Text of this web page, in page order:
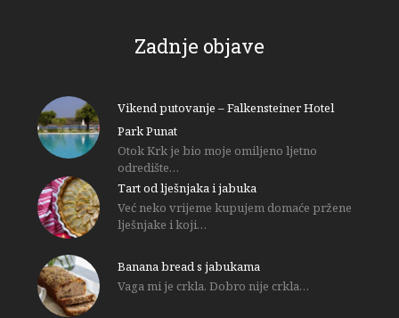
Zadnje objave
Vikend putovanje – Falkensteiner Hotel
Park Punat
Otok Krk je bio moje omiljeno ljetno
odredište…
Tart od lješnjaka i jabuka
Već neko vrijeme kupujem domaće pržene
lješnjake i koji…
Banana bread s jabukama
Vaga mi je crkla. Dobro nije crkla…